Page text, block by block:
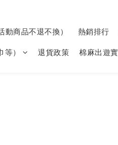
動商品不退不換） 熱銷排行
） 退貨政策 棉麻出遊